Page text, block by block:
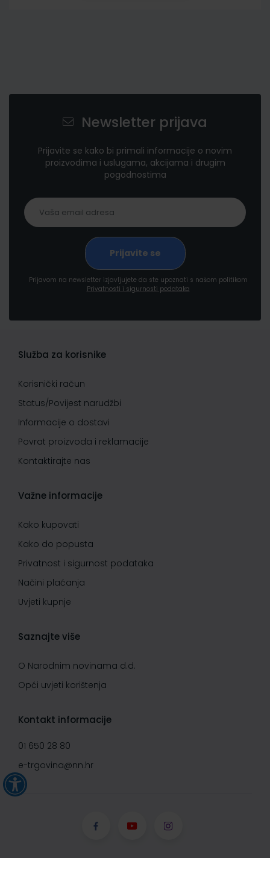
Newsletter prijava
Prijavite se kako bi primali informacije o novim
proizvodima i uslugama, akcijama i drugim
pogodnostima
Prijavom na newsletter izjavljujete da ste upoznati s našom politikom
Privatnosti i sigurnosti podataka
Služba za korisnike
Korisnički račun
Status/Povijest narudžbi
Informacije o dostavi
Povrat proizvoda i reklamacije
Kontaktirajte nas
Važne informacije
Kako kupovati
Kako do popusta
Privatnost i sigurnost podataka
Načini plaćanja
Uvjeti kupnje
Saznajte više
O Narodnim novinama d.d.
Opći uvjeti korištenja
Kontakt informacije
01 650 28 80
e-trgovina@nn.hr